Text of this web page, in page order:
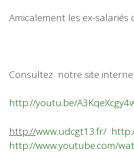
Amicalement les ex-salariés
Consultez notre site
http://youtu.be/
http://www.udcgt13.fr/
http://www.youtube.com/